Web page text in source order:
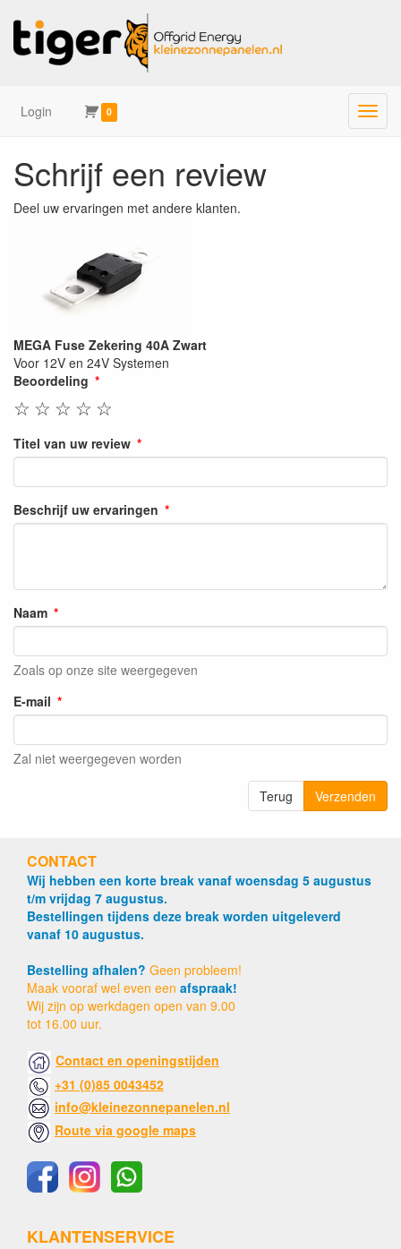
Login 0 Menu
Schrijf een review
Deel uw ervaringen met andere klanten.
MEGA Fuse Zekering 40A Zwart
Voor 12V en 24V Systemen
Beoordeling
☆
☆
☆
☆
☆
Titel van uw review
Beschrijf uw ervaringen
Naam
Zoals op onze site weergegeven
E-mail
Zal niet weergegeven worden
Terug Verzenden
CONTACT
Wij hebben een korte break vanaf woensdag 5 augustus
t/m vrijdag 7 augustus.
Bestellingen tijdens deze break worden uitgeleverd
vanaf 10 augustus.
Bestelling afhalen? Geen probleem!
Maak vooraf wel even een afspraak!
Wij zijn op werkdagen open van 9.00
tot 16.00 uur.
Contact en openingstijden
+31 (0)85 0043452
info@kleinezonnepanelen.nl
Route via google maps
KLANTENSERVICE